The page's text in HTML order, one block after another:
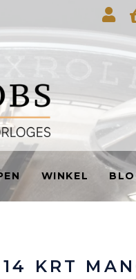
WINKEL
14 KRT